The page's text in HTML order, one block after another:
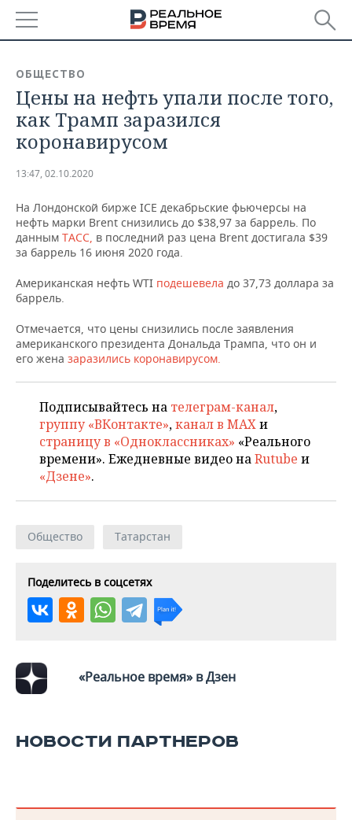
БАШКОРТОСТАН
ТАТАРСТАН
НОВОСТИ
АНАЛИТИКА
ДЕКЛАРАЦИИ О ДОХОДАХ
КОРОЛИ ГОСЗАКАЗА ПФО
КОМУ ПРИНАДЛЕЖАТ
ТОРГОВЫЕ ЦЕНТРЫ
ТАТАРСТАНА
НОВОСТИ ЭКОНОМИКИ
ФИНАНСЫ
БЮДЖЕТ
ИНВЕСТИЦИИ
ПРОМЫШЛЕННОСТЬ
НОВОСТИ
ПРОМЫШЛЕННОСТИ
АГРОПРОМ
МАШИНОСТРОЕНИЕ
НЕФТЕХИМИЯ
ОПК
ЭНЕРГЕТИКА
НЕДВИЖИМОСТЬ
НОВОСТИ АВТО
НОВОСТИ БИЗНЕСА
РОЗНИЧНАЯ ТОРГОВЛЯ
ТРАНСПОРТ
УСЛУГИ
ТЕХНОЛОГИИ
НОВОСТИ ТЕХНОЛОГИЙ
МЕДИА
МЕРОПРИЯТИЯ
НОВОСТИ МЕРОПРИЯТИЙ
ВЫЕЗДНАЯ РЕДАКЦИЯ
СПОРТ
НОВОСТИ СПОРТА
ВОЛЕЙБОЛ
ФИГУРНОЕ КАТАНИЕ
ХОККЕЙ С МЯЧОМ
ОБЩЕСТВО
ИСТОРИЯ
МЕДИЦИНА
ПРОИСШЕСТВИЯ
СПИСОК ПЕРСОН
ПОЛНАЯ ВЕРСИЯ
ОБЩЕСТВО
Цены на нефть упали после того,
как Трамп заразился
коронавирусом
13:47, 02.10.2020
На Лондонской бирже ICE декабрьские фьючерсы на
нефть марки Brent снизились до $38,97 за баррель. По
данным ТАСС, в последний раз цена Brent достигала $39
за баррель 16 июня 2020 года.
Американская нефть WTI подешевела до 37,73 доллара за
баррель.
Отмечается, что цены снизились после заявления
американского президента Дональда Трампа, что он и
его жена заразились коронавирусом.
Подписывайтесь на телеграм-канал,
группу «ВКонтакте»,канал в MAXи
страницу в «Одноклассниках» «Реального
времени». Ежедневные видео наRutube и
«Дзене».
Общество Татарстан
Поделитесь в соцсетях
«Реальное время» в Дзен
НОВОСТИ ПАРТНЕРОВ